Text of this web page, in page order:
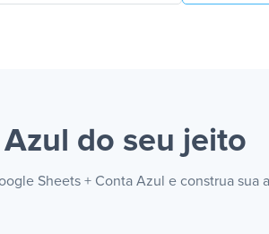
do seu jeito
Sheets + Conta Azul e construa sua